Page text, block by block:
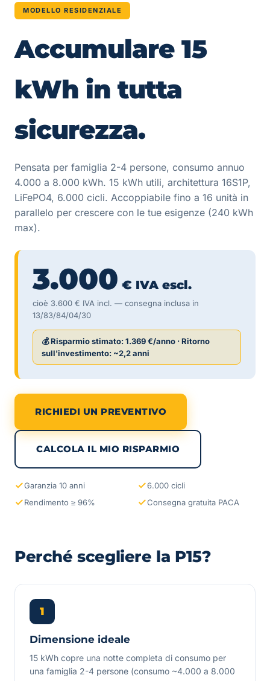
MODELLO RESIDENZIALE
Accumulare 15
kWh in tutta
sicurezza.
Pensata per famiglia 2-4 persone, consumo annuo
4.000 a 8.000 kWh. 15 kWh utili, architettura 16S1P,
LiFePO4, 6.000 cicli. Accoppiabile fino a 16 unità in
parallelo per crescere con le tue esigenze (240 kWh
max).
3.000 € IVA escl.
cioè 3.600 € IVA incl. — consegna inclusa in
13/83/84/04/30
💰 Risparmio stimato:1.369 €/anno · Ritorno
sull'investimento: ~2,2 anni
RICHIEDI UN PREVENTIVO
CALCOLA IL MIO RISPARMIO
Garanzia 10 anni
6.000 cicli
Rendimento ≥ 96%
Consegna gratuita PACA
Perché scegliere la P15?
1
Dimensione ideale
15 kWh copre una notte completa di consumo per
una famiglia 2-4 persone (consumo ~4.000 a 8.000